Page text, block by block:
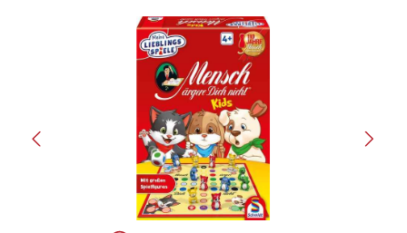
Bildergalerie überspringen